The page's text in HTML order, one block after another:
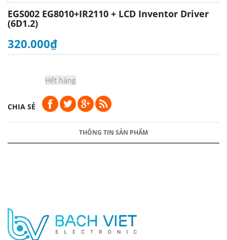
EGS002 EG8010+IR2110 + LCD Inventor Driver
(6D1.2)
320.000₫
Hết hàng
CHIA SẺ
THÔNG TIN SẢN PHẨM